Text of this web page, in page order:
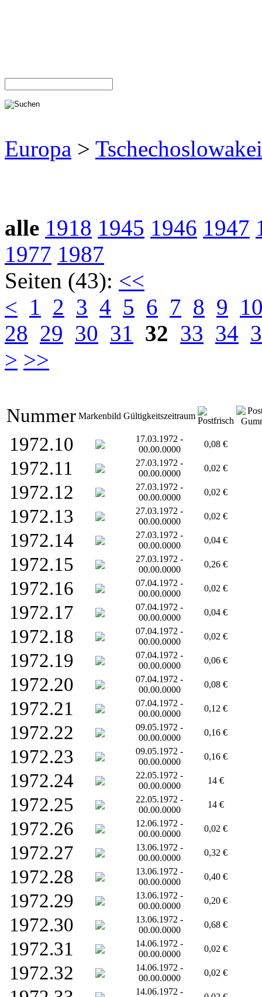
Europa > Tschechoslowakei
alle 1918 1945 1946 1947
1977 1987
Seiten (43): <<
< 1 2 3 4 5 6 7 8 9
28 29 30 31 32 33 34
> >>
Nummer Markenbild Gültigkeitszeitraum
1972.10
17.03.1972 -
00.00.0000
0,08 €
1972.11
27.03.1972 -
00.00.0000
0,02 €
1972.12
27.03.1972 -
00.00.0000
0,02 €
1972.13
27.03.1972 -
00.00.0000
0,02 €
1972.14
27.03.1972 -
00.00.0000
0,04 €
1972.15
27.03.1972 -
00.00.0000
0,26 €
1972.16
07.04.1972 -
00.00.0000
0,02 €
1972.17
07.04.1972 -
00.00.0000
0,04 €
1972.18
07.04.1972 -
00.00.0000
0,02 €
1972.19
07.04.1972 -
00.00.0000
0,06 €
1972.20
07.04.1972 -
00.00.0000
0,08 €
1972.21
07.04.1972 -
00.00.0000
0,12 €
1972.22
09.05.1972 -
00.00.0000
0,16 €
1972.23
09.05.1972 -
00.00.0000
0,16 €
1972.24
22.05.1972 -
00.00.0000
14 €
1972.25
22.05.1972 -
00.00.0000
14 €
1972.26
12.06.1972 -
00.00.0000
0,02 €
1972.27
13.06.1972 -
00.00.0000
0,32 €
1972.28
13.06.1972 -
00.00.0000
0,40 €
1972.29
13.06.1972 -
00.00.0000
0,20 €
1972.30
13.06.1972 -
00.00.0000
0,68 €
1972.31
14.06.1972 -
00.00.0000
0,02 €
1972.32
14.06.1972 -
00.00.0000
0,02 €
14.06.1972 -